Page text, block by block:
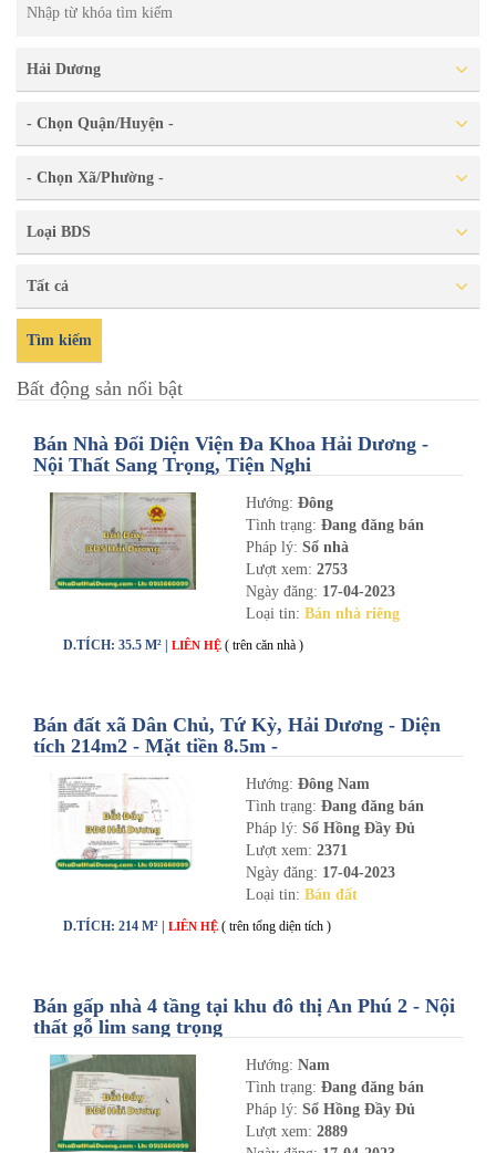
Hải Dương
- Chọn Quận/Huyện -
- Chọn Xã/Phường -
Loại BDS
Tất cả
Tìm kiếm
Bất động sản nổi bật
Bán Nhà Đối Diện Viện Đa Khoa Hải Dương -
Nội Thất Sang Trọng, Tiện Nghi
Hướng: Đông
Tình trạng: Đang đăng bán
Pháp lý: Sổ nhà
Lượt xem: 2753
Ngày đăng: 17-04-2023
Loại tin: Bán nhà riêng
D.TÍCH: 35.5 M² | LIÊN HỆ ( trên căn nhà )
Bán đất xã Dân Chủ, Tứ Kỳ, Hải Dương - Diện
tích 214m2 - Mặt tiền 8.5m -
Hướng: Đông Nam
Tình trạng: Đang đăng bán
Pháp lý: Sổ Hồng Đầy Đủ
Lượt xem: 2371
Ngày đăng: 17-04-2023
Loại tin: Bán đất
D.TÍCH: 214 M² | LIÊN HỆ ( trên tổng diện tích )
Bán gấp nhà 4 tầng tại khu đô thị An Phú 2 - Nội
thất gỗ lim sang trọng
Hướng: Nam
Tình trạng: Đang đăng bán
Pháp lý: Sổ Hồng Đầy Đủ
Lượt xem: 2889